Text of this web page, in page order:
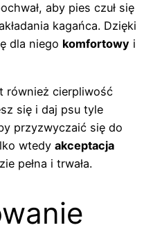
aby pies czuł się
kagańca. Dzięki
dla niego komfortowy i
również cierpliwość
się i daj psu tyle
przyzwyczaić się do
wtedy akceptacja
pełna i trwała.